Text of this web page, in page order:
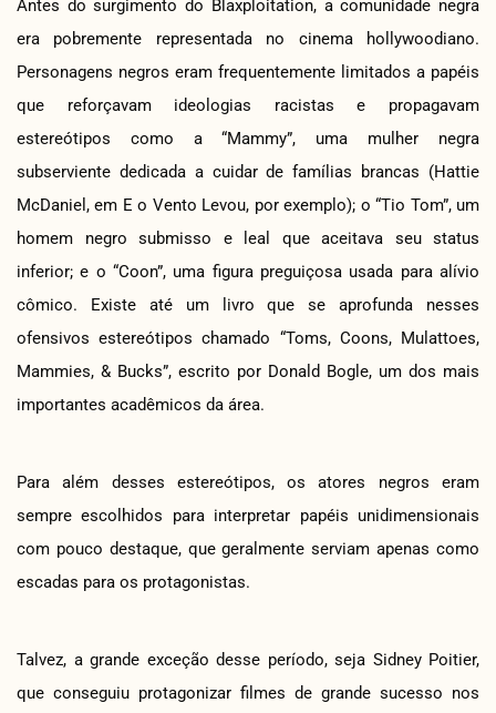
Antes do surgimento do Blaxploitation, a comunidade negra
era pobremente representada no cinema hollywoodiano.
Personagens negros eram frequentemente limitados a papéis
que reforçavam ideologias racistas e propagavam
estereótipos como a “Mammy”, uma mulher negra
subserviente dedicada a cuidar de famílias brancas (Hattie
McDaniel, em E o Vento Levou, por exemplo); o “Tio Tom”, um
homem negro submisso e leal que aceitava seu status
inferior; e o “Coon”, uma figura preguiçosa usada para alívio
cômico. Existe até um livro que se aprofunda nesses
ofensivos estereótipos chamado “Toms, Coons, Mulattoes,
Mammies, & Bucks”, escrito por Donald Bogle, um dos mais
importantes acadêmicos da área.
Para além desses estereótipos, os atores negros eram
sempre escolhidos para interpretar papéis unidimensionais
com pouco destaque, que geralmente serviam apenas como
escadas para os protagonistas.
Talvez, a grande exceção desse período, seja Sidney Poitier,
que conseguiu protagonizar filmes de grande sucesso nos